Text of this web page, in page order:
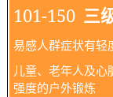
101-150 三
易感人群症状有轻
儿童、老年人及
强度的户外锻炼